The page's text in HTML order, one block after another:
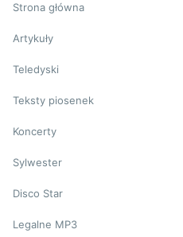
Strona główna
Artykuły
Teledyski
Teksty piosenek
Koncerty
Sylwester
Disco Star
Legalne MP3